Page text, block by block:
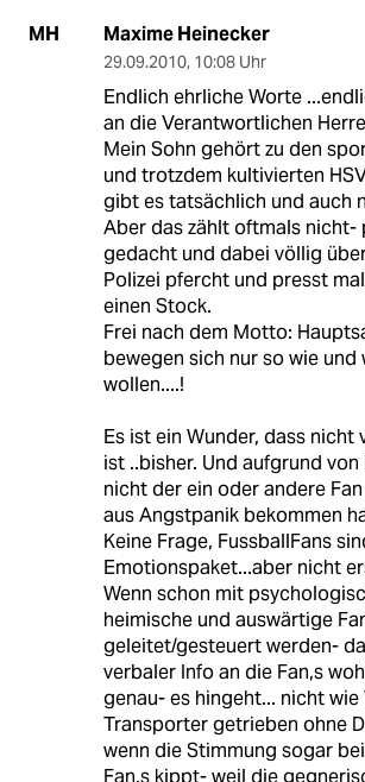
MH Maxime Heinecker
29.09.2010, 10:08 Uhr
Endlich ehrliche Worte
an die Verantwortlichen
Mein Sohn gehört zu den
und trotzdem kultivierten
gibt es tatsächlich und auch
Aber das zählt oftmals nicht-
gedacht und dabei völlig
Polizei pfercht und presst
einen Stock.
Frei nach dem Motto:
bewegen sich nur so wie und
wollen....!
Es ist ein Wunder, dass nicht
ist ..bisher. Und aufgrund von
nicht der ein oder andere
aus Angstpanik bekommen
Keine Frage, FussballFans
Emotionspaket...aber nicht
Wenn schon mit
heimische und auswärtige
geleitet/gesteuert werden-
verbaler Info an die Fan,s
genau- es hingeht... nicht wie
Transporter getrieben ohne
wenn die Stimmung sogar
Fan,s kippt- weil die